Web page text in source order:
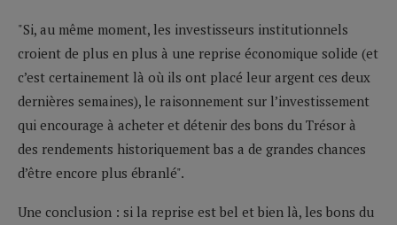
"Si, au même moment, les investisseurs institutionnels
croient de plus en plus à une reprise économique solide (et
c’est certainement là où ils ont placé leur argent ces deux
dernières semaines), le raisonnement sur l’investissement
qui encourage à acheter et détenir des bons du Trésor à
des rendements historiquement bas a de grandes chances
d’être encore plus ébranlé".
Une conclusion : si la reprise est bel et bien là, les bons du